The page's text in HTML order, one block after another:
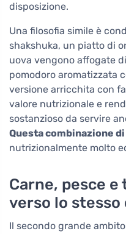
disposizione.
Una filosofia simile è
shakshuka, un piatto di
uova vengono affogate
pomodoro aromatizzata
versione arricchita con
valore nutrizionale e
sostanzioso da servire
Questa combinazione
nutrizionalmente molto
Carne, pesce
verso lo
Il secondo grande